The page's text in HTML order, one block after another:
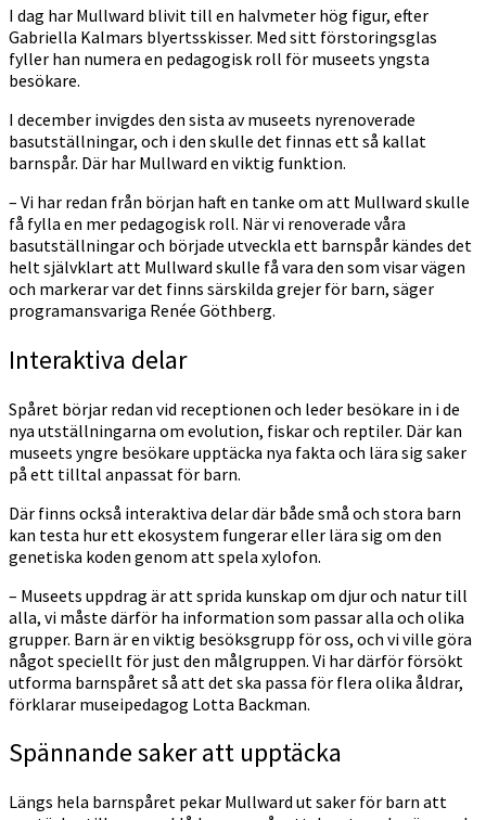
I dag har Mullward blivit till en halvmeter hög figur, efter
Gabriella Kalmars blyertsskisser. Med sitt förstoringsglas
fyller han numera en pedagogisk roll för museets yngsta
besökare.
I december invigdes den sista av museets nyrenoverade
basutställningar, och i den skulle det finnas ett så kallat
barnspår. Där har Mullward en viktig funktion.
– Vi har redan från början haft en tanke om att Mullward skulle
få fylla en mer pedagogisk roll. När vi renoverade våra
basutställningar och började utveckla ett barnspår kändes det
helt självklart att Mullward skulle få vara den som visar vägen
och markerar var det finns särskilda grejer för barn, säger
programansvariga Renée Göthberg.
Interaktiva delar
Spåret börjar redan vid receptionen och leder besökare in i de
nya utställningarna om evolution, fiskar och reptiler. Där kan
museets yngre besökare upptäcka nya fakta och lära sig saker
på ett tilltal anpassat för barn.
Där finns också interaktiva delar där både små och stora barn
kan testa hur ett ekosystem fungerar eller lära sig om den
genetiska koden genom att spela xylofon.
– Museets uppdrag är att sprida kunskap om djur och natur till
alla, vi måste därför ha information som passar alla och olika
grupper. Barn är en viktig besöksgrupp för oss, och vi ville göra
något speciellt för just den målgruppen. Vi har därför försökt
utforma barnspåret så att det ska passa för flera olika åldrar,
förklarar museipedagog Lotta Backman.
Spännande saker att upptäcka
Längs hela barnspåret pekar Mullward ut saker för barn att